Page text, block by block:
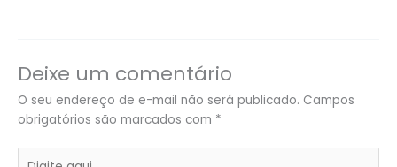
Deixe um comentário
O seu endereço de e-mail não será publicado. Campos
obrigatórios são marcados com *
Digite